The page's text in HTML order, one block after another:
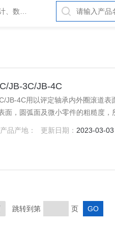
金相磨平机MPJ-25
JB-3C/JB-4C
JB-4C用以评定轴承内外圈滚道
，圆弧面及微小零件的粗糙度，
产品产地： 更新日期： 2023-03-03
跳转到第 页